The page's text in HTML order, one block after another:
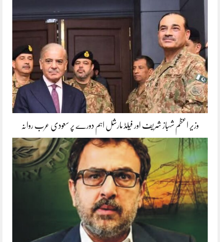
وزیر اعظم شہباز شریف اور فیلڈ مارشل اہم دورے پر سعودی عرب روانہ